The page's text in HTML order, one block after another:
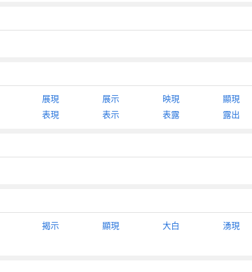
展現 展示 映現 顯現
表現 表示 表露 露出
揭示 顯現 大白 湧現